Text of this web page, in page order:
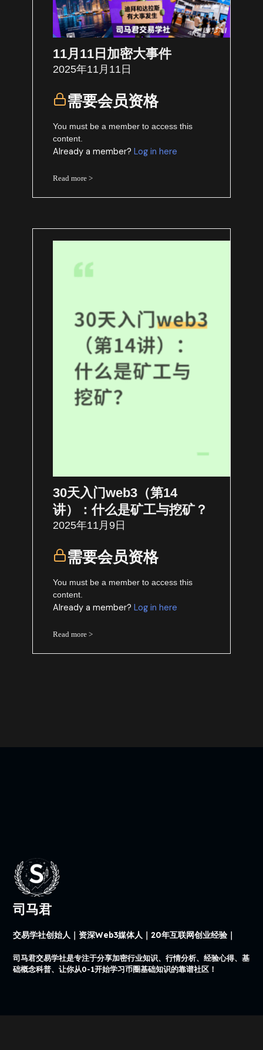
11月11日加密大事件
2025年11月11日
需要会员资格
You must be a member to access this
content.
Already a member?Log in here
Read more >
30天入门web3（第14
讲）：什么是矿工与挖矿？
2025年11月9日
需要会员资格
You must be a member to access this
content.
Already a member?Log in here
Read more >
司马君
交易学社创始人｜资深Web3媒体人｜20年互联网创业经验｜
司马君交易学社是专注于分享加密行业知识、行情分析、经验心得、基
础概念科普、让你从0-1开始学习币圈基础知识的靠谱社区！